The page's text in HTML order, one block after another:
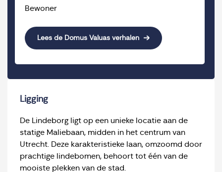
Ligging
De Lindeborg ligt op een unieke locatie aan de
statige Maliebaan, midden in het centrum van
Utrecht. Deze karakteristieke laan, omzoomd door
prachtige lindebomen, behoort tot één van de
mooiste plekken van de stad.
Bewoner
Lees de Domus Valuas verhalen